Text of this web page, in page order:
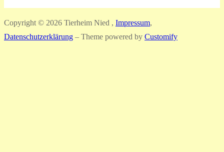
Copyright © 2026 Tierheim Nied , Impressum,
Datenschutzerklärung – Theme powered by Customify